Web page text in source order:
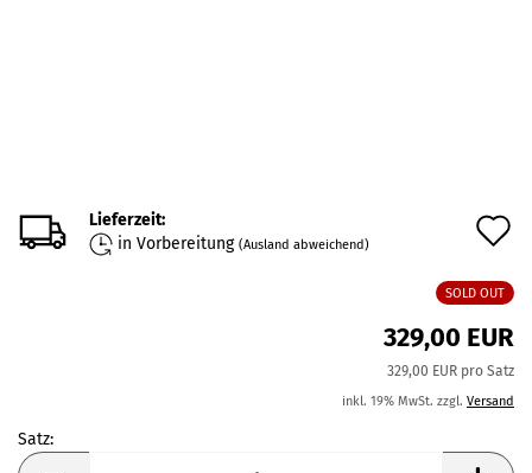
Lieferzeit:
in Vorbereitung (Ausland abweichend)
SOLD OUT
329,00 EUR
329,00 EUR pro Satz
inkl. 19% MwSt. zzgl. Versand
Satz:
Satz